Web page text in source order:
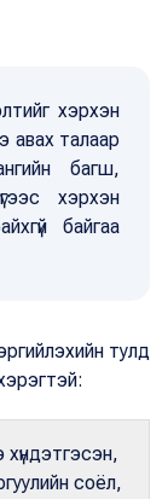
хэрхэн
авах талаар
багш,
хэрхэн
байгаа
тулд
хүндэтгэсэн,
соёл,